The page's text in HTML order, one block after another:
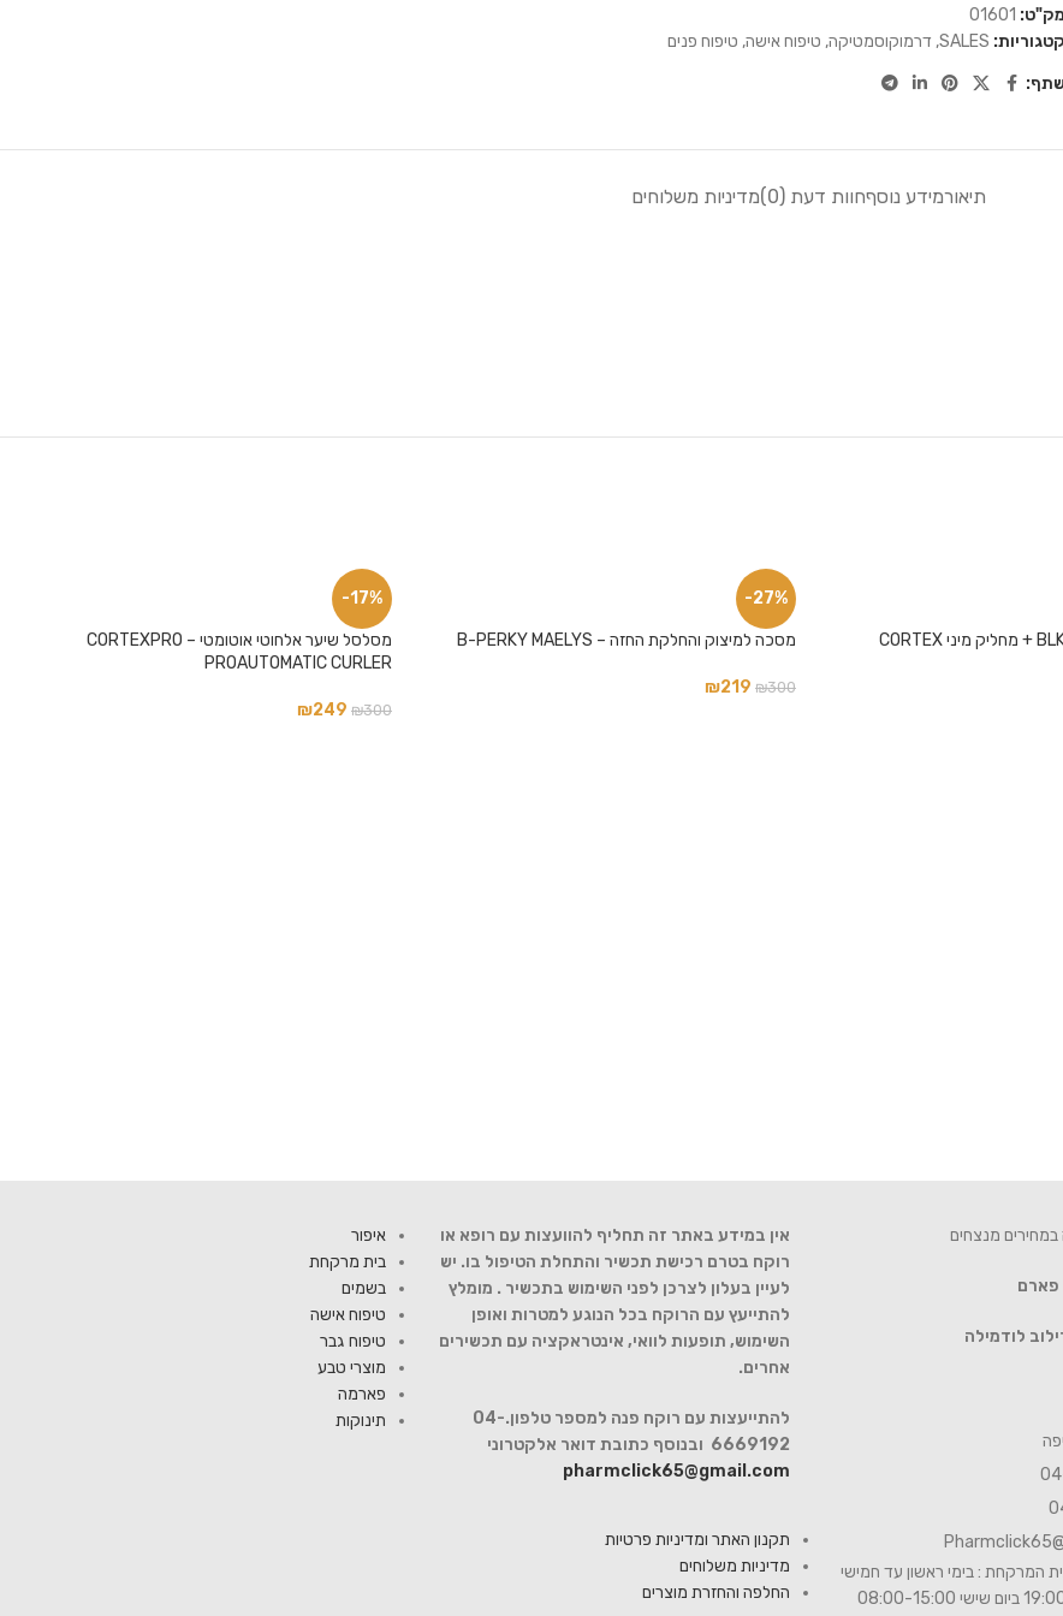
מק"ט: 01601
קטגוריות: SALES
, דרמוקוסמטיקה, טיפוח אישה, טיפוח פנים
תיאורמידע נוסףחוות דעת (0) מדיניות משלוחים
-27%
מסכה למיצוק והחלקת החזה – B-PERKY MAELYS
₪300
₪219
-17%
מסלסל שיער אלחוטי אוטומטי – CORTEXPRO
PROAUTOMATIC CURLER
₪300
₪249
איפור
בית מרקחת
בשמים
טיפוח אישה
טיפוח גבר
מוצרי טבע
פארמה
תינוקות
אין במידע באתר זה תחליף להוועצות עם רופא או
רוקח בטרם רכישת תכשיר והתחלת הטיפול בו. יש
לעיין בעלון לצרכן לפני השימוש בתכשיר . מומלץ
להתייעץ עם הרוקח בכל הנוגע למטרות ואופן
השימוש, תופעות לוואי, אינטראקציה עם תכשירים
אחרים.
להתייעצות עם רוקח פנה למספר טלפון.04-
6669192 ובנוסף כתובת דואר אלקטרוני
pharmclick65@gmail.com
תקנון האתר ומדיניות פרטיות
מדיניות משלוחים
החלפה והחזרת מוצרים
במחירים מנצחים
פארם
לודמילה
המרקחת : בימי ראשון עד חמישי